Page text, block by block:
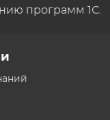
программ 1С.